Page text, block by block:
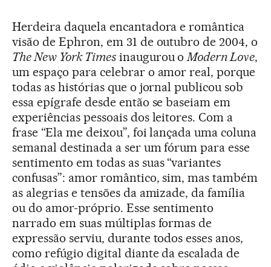
Herdeira daquela encantadora e romântica
visão de Ephron, em 31 de outubro de 2004, o
The New York Timesinaugurou o Modern Love,
um espaço para celebrar o amor real, porque
todas as histórias que o jornal publicou sob
essa epígrafe desde então se baseiam em
experiências pessoais dos leitores. Com a
frase “Ela me deixou”, foi lançada uma coluna
semanal destinada a ser um fórum para esse
sentimento em todas as suas “variantes
confusas”: amor romântico, sim, mas também
as alegrias e tensões da amizade, da família
ou do amor-próprio. Esse sentimento
narrado em suas múltiplas formas de
expressão serviu, durante todos esses anos,
como refúgio digital diante da escalada de